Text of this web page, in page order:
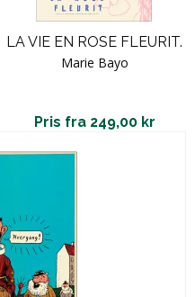
LA VIE EN ROSE FLEURIT.
Marie Bayo
Pris fra 249,00 kr